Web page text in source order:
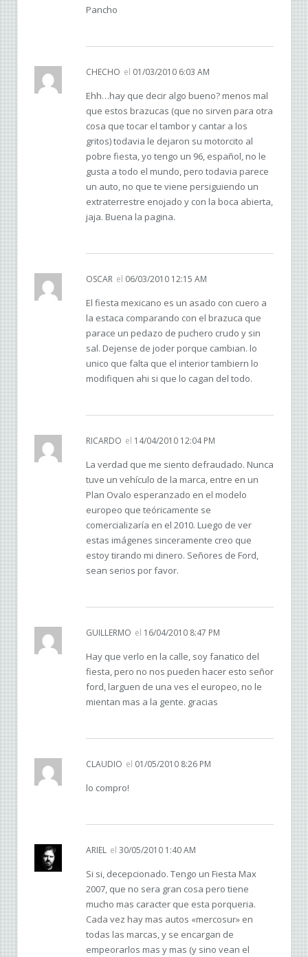
Pancho
CHECHO el 01/03/2010 6:03 AM
Ehh…hay que decir algo bueno? menos mal
que estos brazucas (que no sirven para otra
cosa que tocar el tambor y cantar a los
gritos) todavia le dejaron su motorcito al
pobre fiesta, yo tengo un 96, español, no le
gusta a todo el mundo, pero todavia parece
un auto, no que te viene persiguiendo un
extraterrestre enojado y con la boca abierta,
jaja. Buena la pagina.
OSCAR el 06/03/2010 12:15 AM
El fiesta mexicano es un asado con cuero a
la estaca comparando con el brazuca que
parace un pedazo de puchero crudo y sin
sal. Dejense de joder porque cambian. lo
unico que falta que el interior tambiern lo
modifiquen ahi si que lo cagan del todo.
RICARDO el 14/04/2010 12:04 PM
La verdad que me siento defraudado. Nunca
tuve un vehículo de la marca, entre en un
Plan Ovalo esperanzado en el modelo
europeo que teóricamente se
comercializaría en el 2010. Luego de ver
estas imágenes sinceramente creo que
estoy tirando mi dinero. Señores de Ford,
sean serios por favor.
GUILLERMO el 16/04/2010 8:47 PM
Hay que verlo en la calle, soy fanatico del
fiesta, pero no nos pueden hacer esto señor
ford, larguen de una ves el europeo, no le
mientan mas a la gente. gracias
CLAUDIO el 01/05/2010 8:26 PM
lo compro!
ARIEL el 30/05/2010 1:40 AM
Si si, decepcionado. Tengo un Fiesta Max
2007, que no sera gran cosa pero tiene
mucho mas caracter que esta porqueria.
Cada vez hay mas autos «mercosur» en
todas las marcas, y se encargan de
empeorarlos mas y mas (y sino vean el